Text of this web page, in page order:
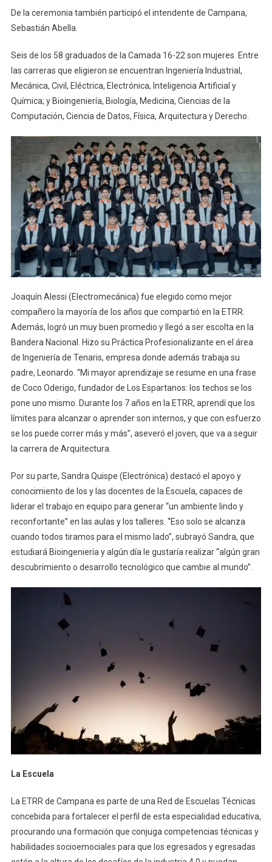
De la ceremonia también participó el intendente de Campana,
Sebastián Abella.
Seis de los 58 graduados de la Camada 16-22 son mujeres. Entre
las carreras que eligieron se encuentran Ingeniería Industrial,
Mecánica, Civil, Eléctrica, Electrónica, Inteligencia Artificial y
Química; y Bioingeniería, Biología, Medicina, Ciencias de la
Computación, Ciencia de Datos, Física, Arquitectura y Derecho.
Joaquín Alessi (Electromecánica) fue elegido como mejor
compañero la mayoría de los años que compartió en la ETRR.
Además, logró un muy buen promedio y llegó a ser escolta en la
Bandera Nacional. Hizo su Práctica Profesionalizante en el área
de Ingeniería de Tenaris, empresa donde además trabaja su
padre, Leonardo. “Mi mayor aprendizaje se resume en una frase
de Coco Oderigo, fundador de Los Espartanos: los techos se los
pone uno mismo. Durante los 7 años en la ETRR, aprendí que los
límites para alcanzar o aprender son internos, y que con esfuerzo
se los puede correr más y más”, aseveró el joven, que va a seguir
la carrera de Arquitectura.
Por su parte, Sandra Quispe (Electrónica) destacó el apoyo y
conocimiento de los y las docentes de la Escuela, capaces de
liderar el trabajo en equipo para generar “un ambiente lindo y
reconfortante” en las aulas y los talleres. “Eso solo se alcanza
cuando todos tiramos para el mismo lado”, subrayó Sandra, que
estudiará Bioingeniería y algún día le gustaría realizar “algún gran
descubrimiento o desarrollo tecnológico que cambie al mundo”.
La Escuela
La ETRR de Campana es parte de una Red de Escuelas Técnicas
concebida para fortalecer el perfil de esta especialidad educativa,
procurando una formación que conjuga competencias técnicas y
habilidades socioemociales para que los egresados y egresadas